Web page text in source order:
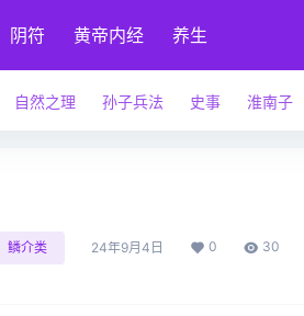
阴符 黄帝内经 养生
自然之理 孙子兵法 史事 淮南子
鳞介类 24年9月4日 0 30